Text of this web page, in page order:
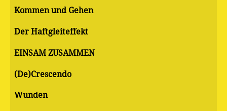
Kommen und Gehen
Der Haftgleiteffekt
EINSAM ZUSAMMEN
(De)Crescendo
Wunden